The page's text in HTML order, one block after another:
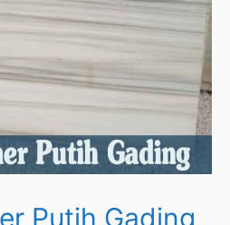
Putih Gading